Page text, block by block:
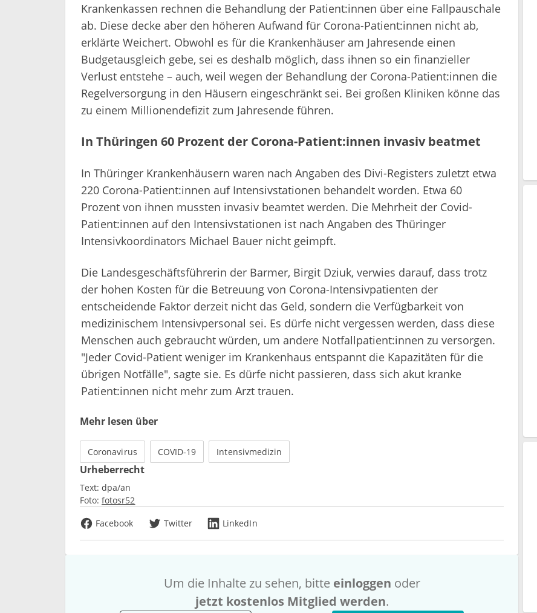
Krankenkassen rechnen die Behandlung der Patient:innen über eine Fallpauschale
ab. Diese decke aber den höheren Aufwand für Corona-Patient:innen nicht ab,
erklärte Weichert. Obwohl es für die Krankenhäuser am Jahresende einen
Budgetausgleich gebe, sei es deshalb möglich, dass ihnen so ein finanzieller
Verlust entstehe – auch, weil wegen der Behandlung der Corona-Patient:innen die
Regelversorgung in den Häusern eingeschränkt sei. Bei großen Kliniken könne das
zu einem Millionendefizit zum Jahresende führen.
In Thüringen 60 Prozent der Corona-Patient:innen invasiv beatmet
In Thüringer Krankenhäusern waren nach Angaben des Divi-Registers zuletzt etwa
220 Corona-Patient:innen auf Intensivstationen behandelt worden. Etwa 60
Prozent von ihnen mussten invasiv beamtet werden. Die Mehrheit der Covid-
Patient:innen auf den Intensivstationen ist nach Angaben des Thüringer
Intensivkoordinators Michael Bauer nicht geimpft.
Die Landesgeschäftsführerin der Barmer, Birgit Dziuk, verwies darauf, dass trotz
der hohen Kosten für die Betreuung von Corona-Intensivpatienten der
entscheidende Faktor derzeit nicht das Geld, sondern die Verfügbarkeit von
medizinischem Intensivpersonal sei. Es dürfe nicht vergessen werden, dass diese
Menschen auch gebraucht würden, um andere Notfallpatient:innen zu versorgen.
"Jeder Covid-Patient weniger im Krankenhaus entspannt die Kapazitäten für die
übrigen Notfälle", sagte sie. Es dürfe nicht passieren, dass sich akut kranke
Patient:innen nicht mehr zum Arzt trauen.
Mehr lesen über
Coronavirus COVID-19 Intensivmedizin
Urheberrecht
Text: dpa/an
Foto: fotosr52
Facebook
Twitter LinkedIn
Um die Inhalte zu sehen, bitte einloggen oder
jetzt kostenlos Mitglied werden.